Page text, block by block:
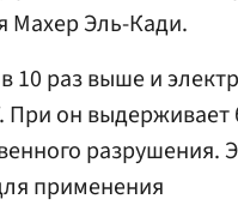
Махер Эль-Кади.
10 раз выше и
При он выдерживает
разрушения.
применения